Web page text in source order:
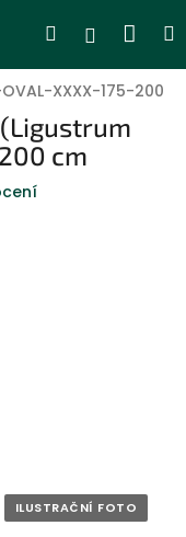
Hledat
XXXX-175-200
cm